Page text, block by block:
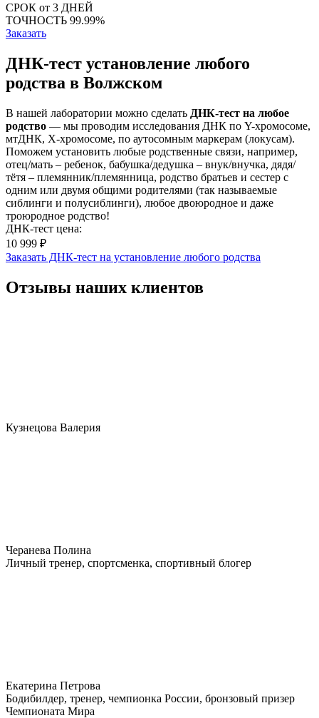
СРОК от 3 ДНЕЙ
ТОЧНОСТЬ 99.99%
Заказать
ДНК-тест установление любого
родства в Волжском
В нашей лаборатории можно сделать ДНК-тест на любое
родство — мы проводим исследования ДНК по Y-хромосоме,
мтДНК, X-хромосоме, по аутосомным маркерам (локусам).
Поможем установить любые родственные связи, например,
отец/мать – ребенок, бабушка/дедушка – внук/внучка, дядя/
тётя – племянник/племянница, родство братьев и сестер с
одним или двумя общими родителями (так называемые
сиблинги и полусиблинги), любое двоюродное и даже
троюродное родство!
ДНК-тест цена:
10 999 ₽
Заказать ДНК-тест на установление любого родства
Отзывы наших клиентов
Кузнецова Валерия
Черанева Полина
Личный тренер, спортсменка, спортивный блогер
Екатерина Петрова
Бодибилдер, тренер, чемпионка России, бронзовый призер
Чемпионата Мира